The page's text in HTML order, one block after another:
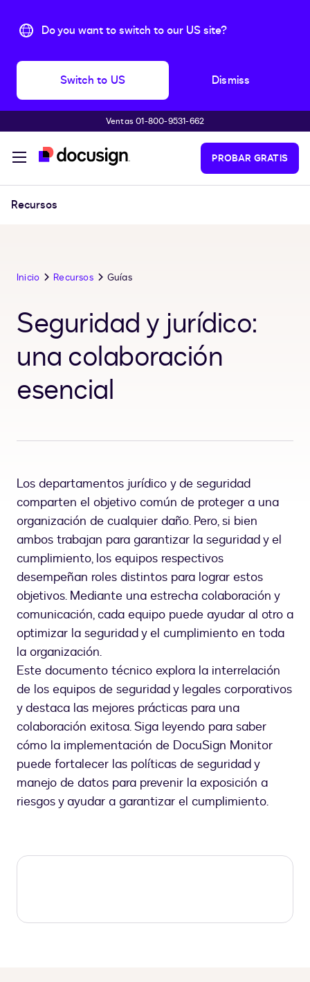
Do you want to switch to our US site?
Switch to US Dismiss
Accede al contenido principalVentas 01-800-9531-662
PROBAR GRATIS
Recursos
Inicio Recursos Guías
Seguridad y jurídico:
una colaboración
esencial
Los departamentos jurídico y de seguridad
comparten el objetivo común de proteger a una
organización de cualquier daño. Pero, si bien
ambos trabajan para garantizar la seguridad y el
cumplimiento, los equipos respectivos
desempeñan roles distintos para lograr estos
objetivos. Mediante una estrecha colaboración y
comunicación, cada equipo puede ayudar al otro a
optimizar la seguridad y el cumplimiento en toda
la organización.
Este documento técnico explora la interrelación
de los equipos de seguridad y legales corporativos
y destaca las mejores prácticas para una
colaboración exitosa. Siga leyendo para saber
cómo la implementación de DocuSign Monitor
puede fortalecer las políticas de seguridad y
manejo de datos para prevenir la exposición a
riesgos y ayudar a garantizar el cumplimiento.